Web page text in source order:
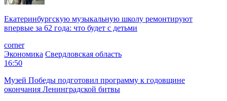
Екатеринбургскую музыкальную школу ремонтируют
впервые за 62 года: что будет с детьми
corner
Экономика Свердловская область
16:50
Музей Победы подготовил программу к годовщине
окончания Ленинградской битвы